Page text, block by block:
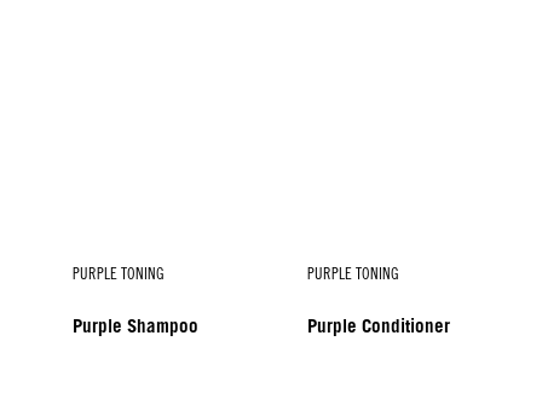
PURPLE TONING
Purple Shampoo
PURPLE TONING
Purple Conditioner